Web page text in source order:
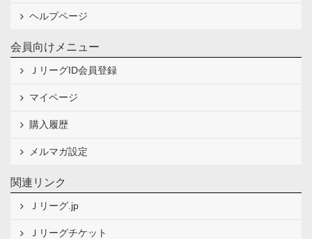
ヘルプページ
会員向けメニュー
ＪリーグID会員登録
マイページ
購入履歴
メルマガ設定
関連リンク
Ｊリーグ.jp
Ｊリーグチケット